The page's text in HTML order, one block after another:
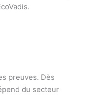
preuves. Dès
du secteur